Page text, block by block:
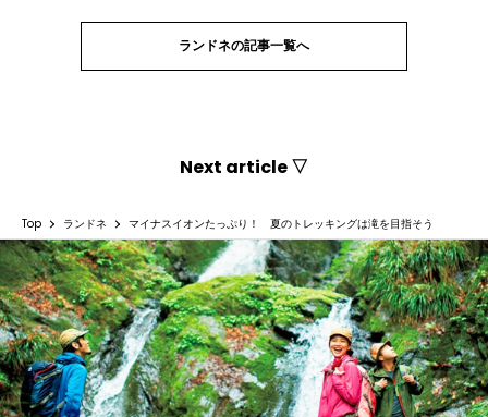
ランドネの記事一覧へ
Next article ▽
Top ランドネ マイナスイオンたっぷり！ 夏のトレッキングは滝を目指そう